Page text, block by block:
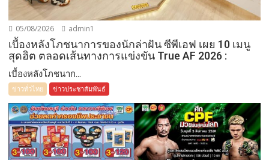
05/08/2026 admin1
เบื้องหลังโภชนาการของนักล่าฝัน ซีพีเอฟ เผย 10 เมนู
สุดฮิต ตลอดเส้นทางการแข่งขัน True AF 2026 :
เบื้องหลังโภชนาก...
ข่าวทั่วไทย ข่าวประชาสัมพันธ์